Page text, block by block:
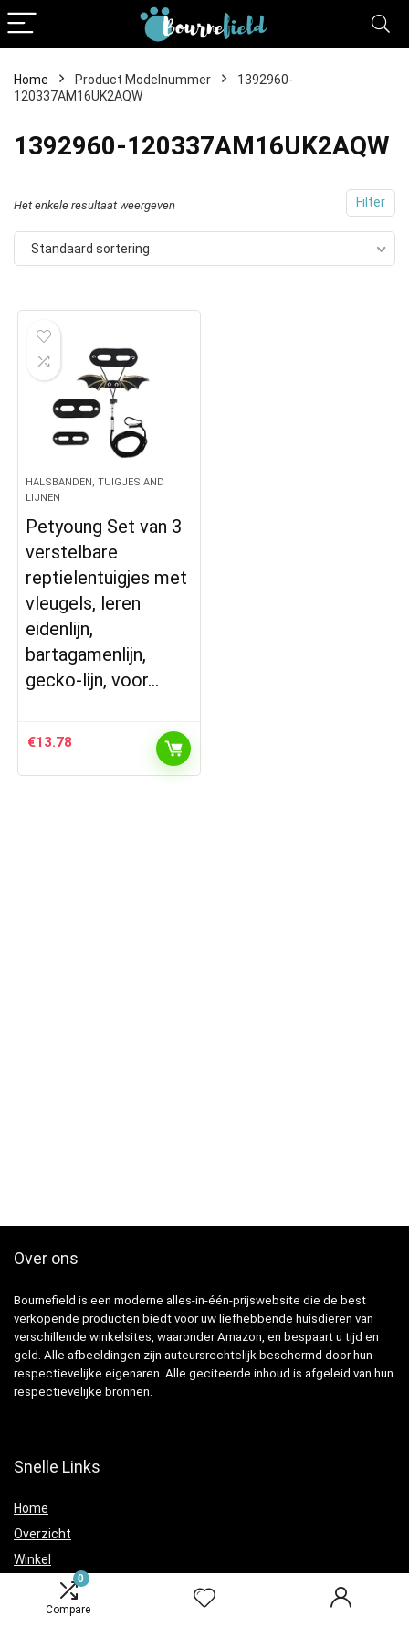
0
Compare
Home Product Modelnummer
1392960-
120337AM16UK2AQW
1392960-120337AM16UK2AQW
Filter
Het enkele resultaat weergeven
Standaard sortering
HALSBANDEN, TUIGJES AND
LIJNEN
Petyoung Set van 3
verstelbare
reptielentuigjes met
vleugels, leren
eidenlijn,
bartagamenlijn,
gecko-lijn, voor…
€13.78
Over ons
Bournefield is een moderne alles-in-één-prijswebsite die de best
verkopende producten biedt voor uw liefhebbende huisdieren van
verschillende winkelsites, waaronder Amazon, en bespaart u tijd en
geld. Alle afbeeldingen zijn auteursrechtelijk beschermd door hun
respectievelijke eigenaren. Alle geciteerde inhoud is afgeleid van hun
respectievelijke bronnen.
Snelle Links
Home
Overzicht
Winkel
Verklaringen